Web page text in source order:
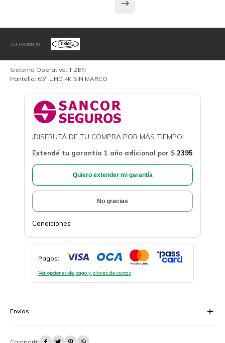
0338820
Sistema Operativo: TIZEN
Pantalla: 65'' UHD 4K SIN MARCO
¡DISFRUTÁ DE TU COMPRA POR MÁS TIEMPO!
Extendé tu garantía 1 año adicional por $ 2395
Quiero extender mi garantía
No gracias
Condiciones
Pagos:
Ver opciones de pago y planes de cuotas
Envíos